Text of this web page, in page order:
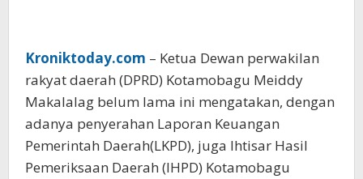
Kroniktoday.com – Ketua Dewan perwakilan
rakyat daerah (DPRD) Kotamobagu Meiddy
Makalalag belum lama ini mengatakan, dengan
adanya penyerahan Laporan Keuangan
Pemerintah Daerah(LKPD), juga Ihtisar Hasil
Pemeriksaan Daerah (IHPD) Kotamobagu